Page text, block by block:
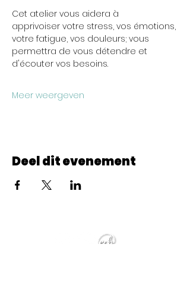
Cet atelier vous aidera à
apprivoiser votre stress, vos émotions,
votre fatigue, vos douleurs; vous
permettra de vous détendre et
d'écouter vos besoins.
Meer weergeven
Deel dit evenement